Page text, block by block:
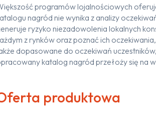
programów lojalnościowych
nagród nie wynika z analizy
ryzyko niezadowolenia lokalnych
z rynków oraz poznać ich
dopasowane do oczekiwań
katalog nagród przełoży się na
produktowa